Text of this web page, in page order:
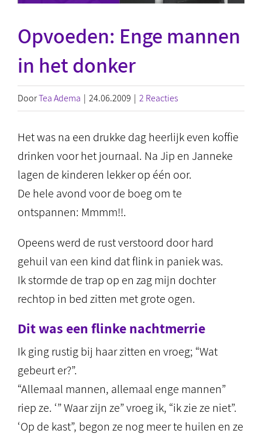
Opvoeden: Enge mannen
in het donker
DoorTea Adema | 24.06.2009 | 2 Reacties
Het was na een drukke dag heerlijk even koffie
drinken voor het journaal. Na Jip en Janneke
lagen de kinderen lekker op één oor.
De hele avond voor de boeg om te
ontspannen: Mmmm!!.
Opeens werd de rust verstoord door hard
gehuil van een kind dat flink in paniek was.
Ik stormde de trap op en zag mijn dochter
rechtop in bed zitten met grote ogen.
Dit was een flinke nachtmerrie
Ik ging rustig bij haar zitten en vroeg; “Wat
gebeurt er?”.
“Allemaal mannen, allemaal enge mannen”
riep ze. ‘” Waar zijn ze” vroeg ik, “ik zie ze niet”.
‘Op de kast”, begon ze nog meer te huilen en ze